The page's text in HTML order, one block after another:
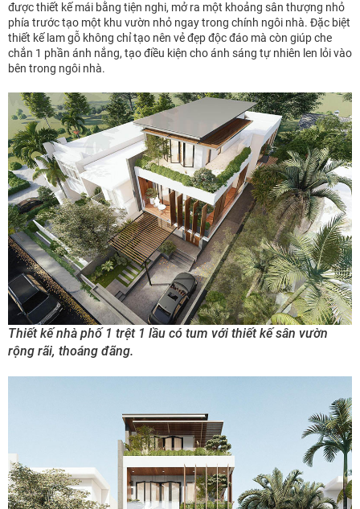
được thiết kế mái bằng tiện nghi, mở ra một khoảng sân thượng nhỏ
phía trước tạo một khu vườn nhỏ ngay trong chính ngôi nhà. Đặc biệt
thiết kế lam gỗ không chỉ tạo nên vẻ đẹp độc đáo mà còn giúp che
chắn 1 phần ánh nắng, tạo điều kiện cho ánh sáng tự nhiên len lỏi vào
bên trong ngôi nhà.
Thiết kế nhà phố 1 trệt 1 lầu có tum với thiết kế sân vườn
rộng rãi, thoáng đãng.